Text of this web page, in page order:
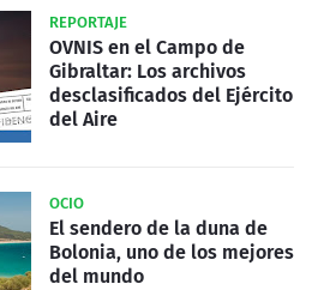
REPORTAJE
OVNIS en el Campo de
Gibraltar: Los archivos
desclasificados del Ejército
del Aire
OCIO
El sendero de la duna de
Bolonia, uno de los mejores
del mundo